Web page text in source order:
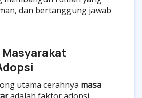
dan bertanggung jawab
utama cerahnya masa